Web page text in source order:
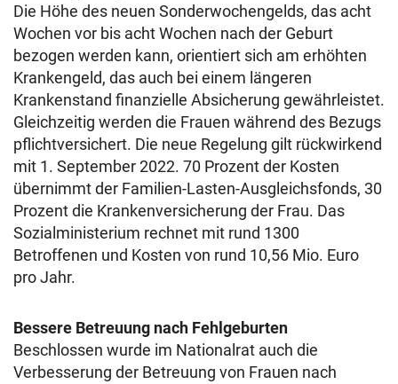
Die Höhe des neuen Sonderwochengelds, das acht
Wochen vor bis acht Wochen nach der Geburt
bezogen werden kann, orientiert sich am erhöhten
Krankengeld, das auch bei einem längeren
Krankenstand finanzielle Absicherung gewährleistet.
Gleichzeitig werden die Frauen während des Bezugs
pflichtversichert. Die neue Regelung gilt rückwirkend
mit 1. September 2022. 70 Prozent der Kosten
übernimmt der Familien-Lasten-Ausgleichsfonds, 30
Prozent die Krankenversicherung der Frau. Das
Sozialministerium rechnet mit rund 1300
Betroffenen und Kosten von rund 10,56 Mio. Euro
pro Jahr.
Bessere Betreuung nach Fehlgeburten
Beschlossen wurde im Nationalrat auch die
Verbesserung der Betreuung von Frauen nach